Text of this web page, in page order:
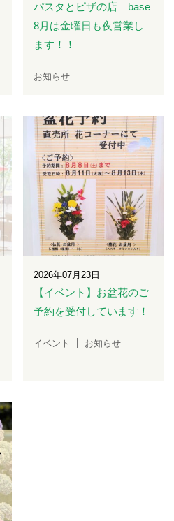
パスタとピザの店 base
8月は金曜日も夜営業し
ます！！
お知らせ
2026年07月23日
【イベント】お盆花のご
予約を受付しています！
イベント お知らせ